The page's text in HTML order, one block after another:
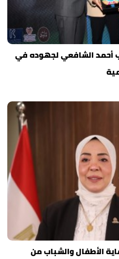
أحمد الشافعي لجهوده في
الأطفال والشباب من